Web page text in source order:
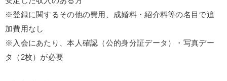
※登録に関するその他の費用、成婚料・紹介料等の名目で追
加費用なし
※入会にあたり、本人確認（公的身分証データ）・写真デー
タ（2枚）が必要